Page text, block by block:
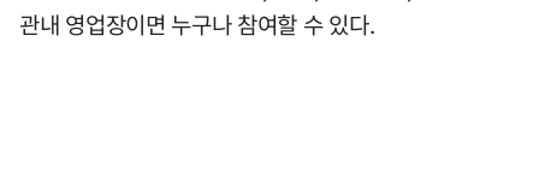
관내 영업장이면 누구나 참여할 수 있다.